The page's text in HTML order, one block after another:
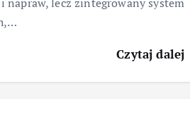
Czytaj dalej